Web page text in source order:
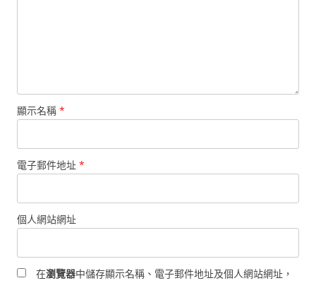
顯示名稱 *
電子郵件地址 *
個人網站網址
在瀏覽器中儲存顯示名稱、電子郵件地址及個人網站網址，